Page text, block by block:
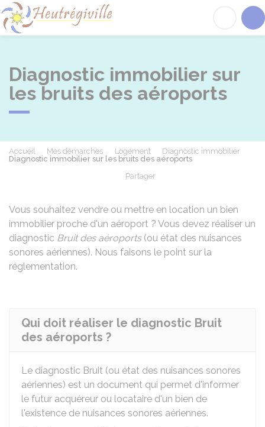
Diagnostic immobilier sur
les bruits des aéroports
Accueil Mes démarches Logement
Diagnostic immobilier
Diagnostic immobilier sur les bruits des aéroports
Partager
Vous souhaitez vendre ou mettre en location un bien
immobilier proche d'un aéroport ? Vous devez réaliser un
diagnostic Bruit des aéroports(ou état des nuisances
sonores aériennes). Nous faisons le point sur la
réglementation.
Qui doit réaliser le diagnostic Bruit
des aéroports ?
Le diagnostic Bruit (ou état des nuisances sonores
aériennes) est un document qui permet d'informer
le futur acquéreur ou locataire d'un bien de
l'existence de nuisances sonores aériennes.